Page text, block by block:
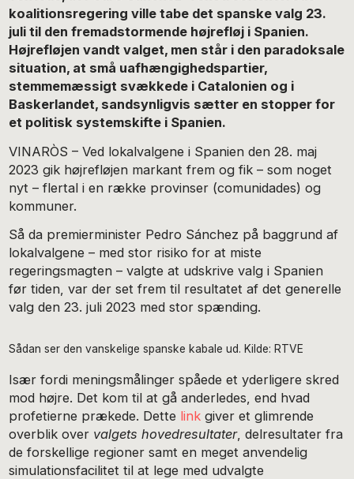
koalitionsregering ville tabe det spanske valg 23.
juli til den fremadstormende højrefløj i Spanien.
Højrefløjen vandt valget, men står i den paradoksale
situation, at små uafhængighedspartier,
stemmemæssigt svækkede i Catalonien og i
Baskerlandet, sandsynligvis sætter en stopper for
et politisk systemskifte i Spanien.
VINARÒS – Ved lokalvalgene i Spanien den 28. maj
2023 gik højrefløjen markant frem og fik – som noget
nyt – flertal i en række provinser (comunidades) og
kommuner.
Så da premierminister Pedro Sánchez på baggrund af
lokalvalgene – med stor risiko for at miste
regeringsmagten – valgte at udskrive valg i Spanien
før tiden, var der set frem til resultatet af det generelle
valg den 23. juli 2023 med stor spænding.
Sådan ser den vanskelige spanske kabale ud. Kilde: RTVE
Især fordi meningsmålinger spåede et yderligere skred
mod højre. Det kom til at gå anderledes, end hvad
profetierne prækede. Dette link giver et glimrende
overblik over valgets hovedresultater, delresultater fra
de forskellige regioner samt en meget anvendelig
simulationsfacilitet til at lege med udvalgte